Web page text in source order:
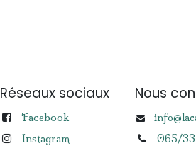
Réseaux sociaux
Facebook
Instagram
Nous
065/